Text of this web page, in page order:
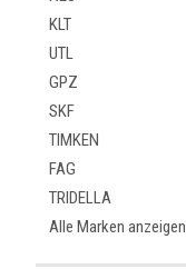
KLT
UTL
GPZ
SKF
TIMKEN
FAG
TRIDELLA
Alle Marken anzeigen